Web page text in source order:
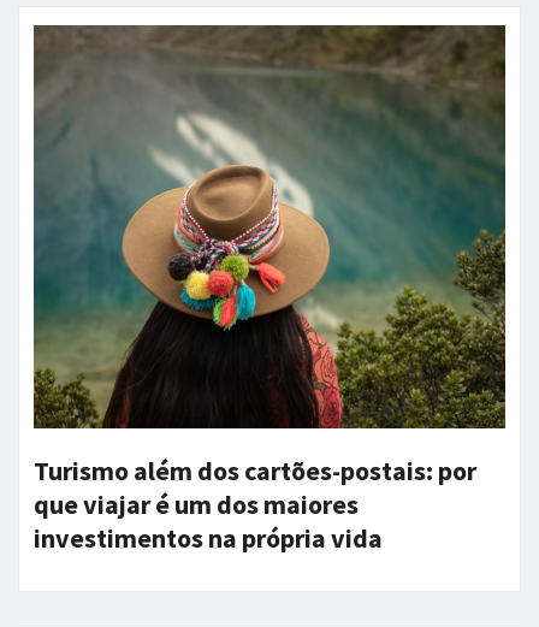
Turismo além dos cartões-postais: por
que viajar é um dos maiores
investimentos na própria vida